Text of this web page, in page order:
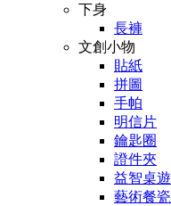
下身
長褲
文創小物
貼紙
拼圖
手帕
明信片
鑰匙圈
證件夾
益智桌遊
藝術餐瓷